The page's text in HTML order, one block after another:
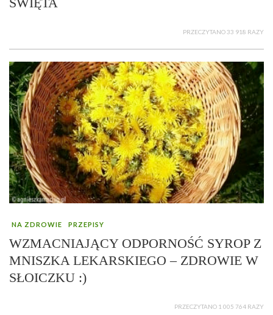
PRZECZYTANO 33 918 RAZY
NA ZDROWIE PRZEPISY
WZMACNIAJĄCY ODPORNOŚĆ SYROP Z
MNISZKA LEKARSKIEGO – ZDROWIE W
SŁOICZKU :)
PRZECZYTANO 1 005 764 RAZY